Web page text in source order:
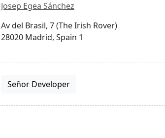
Josep Egea Sánchez
Av del Brasil, 7 (The Irish Rover)
28020 Madrid, Spain 1
Señor Developer